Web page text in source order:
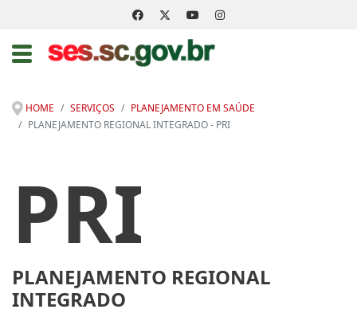
HOME SERVIÇOS
PLANEJAMENTO EM SAÚDE
PLANEJAMENTO REGIONAL INTEGRADO - PRI
PRI
PLANEJAMENTO REGIONAL
INTEGRADO